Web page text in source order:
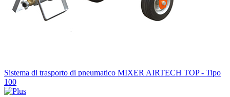
Sistema di trasporto di pneumatico MIXER AIRTECH TOP - Tipo
100